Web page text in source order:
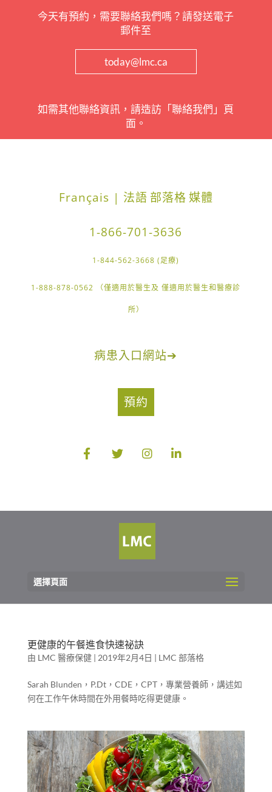
今天有預約，需要聯絡我們嗎？請發送電子
郵件至
today@lmc.ca
如需其他聯絡資訊，請造訪「聯絡我們」頁
面。
Français | 法語 部落格媒體
1-866-701-3636
1-844-562-3668 (足療)
1-888-878-0562 （僅適用於醫生及 僅適用於醫生和醫療診
所）
病患入口網站➔
預約
選擇頁面
更健康的午餐進食快速祕訣
由 LMC 醫療保健| 2019年2月4日 | LMC 部落格
Sarah Blunden，P.Dt，CDE，CPT，專業營養師，講述如
何在工作午休時間在外用餐時吃得更健康。